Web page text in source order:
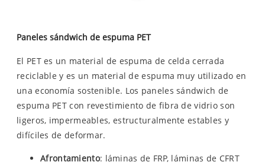
Paneles sándwich de espuma PET
El PET es un material de espuma de celda cerrada
reciclable y es un material de espuma muy utilizado en
una economía sostenible. Los paneles sándwich de
espuma PET con revestimiento de fibra de vidrio son
ligeros, impermeables, estructuralmente estables y
difíciles de deformar.
Afrontamiento: láminas de FRP, láminas de CFRT